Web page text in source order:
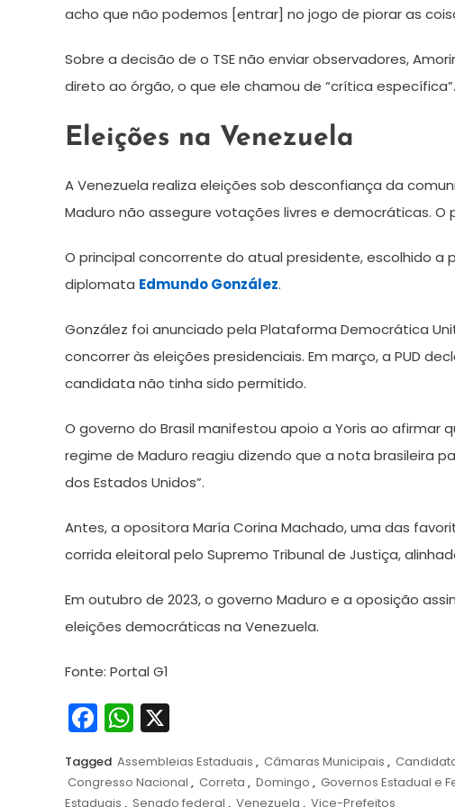
acho que não podemos [entrar] no jogo de piorar as
Sobre a decisão de o TSE não enviar observadores,
direto ao órgão, o que ele chamou de “crítica específica”.
Eleições na Venezuela
A Venezuela realiza eleições sob desconfiança da
Maduro não assegure votações livres e democráticas.
O principal concorrente do atual presidente, escolhido
diplomata Edmundo González.
González foi anunciado pela Plataforma Democrática
concorrer às eleições presidenciais. Em março, a PUD
candidata não tinha sido permitido.
O governo do Brasil manifestou apoio a Yoris ao afirmar
regime de Maduro reagiu dizendo que a nota brasileira
dos Estados Unidos”.
Antes, a opositora María Corina Machado, uma das
corrida eleitoral pelo Supremo Tribunal de Justiça,
Em outubro de 2023, o governo Maduro e a oposição
eleições democráticas na Venezuela.
Fonte: Portal G1
Facebook
WhatsApp
Tagged Assembleias Estaduais , Câmaras Municipais ,
Congresso Nacional , Correta , Domingo , Governos Estadual e
Estaduais , Senado federal , Venezuela , Vice-Prefeitos